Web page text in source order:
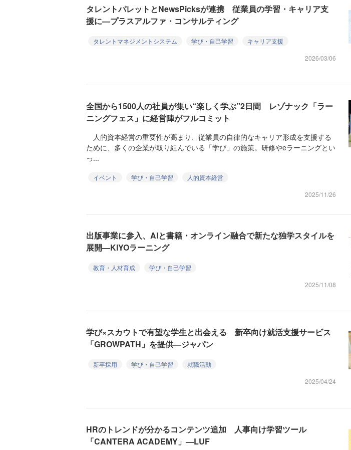
タレントパレットとNewsPicksが連携 従業員の学習・キャリア支
援に—プラスアルファ・コンサルティング
タレントマネジメントシステム 学び・自己学習
キャリア支援
2026/03/06
全国から1500人の社員が集い“楽しく学ぶ”2日間 レゾナック「ラー
ニングフェス」に経営陣がフルコミット
人的資本経営の重要性が高まり、従業員の自律的なキャリア形成を支援する
ために、多くの企業が取り組んでいる「学び」の施策。研修やeラーニングとい
っ...
イベント 学び・自己学習
人的資本経営
2025/11/26
出版事業に参入、AIと書籍・オンライン融合で新たな独学スタイルを
展開—KIYOラーニング
教育・人材育成
学び・自己学習
2025/11/08
学び×スカウトで有望な学生と出会える 新卒向け就活支援サービス
「GROWPATH」を提供—ジャパン
新卒採用 学び・自己学習
就職活動
2025/04/24
HRのトレンドが分かるコンテンツ追加 人事向け学習ツール
「CANTERA ACADEMY」—LUF